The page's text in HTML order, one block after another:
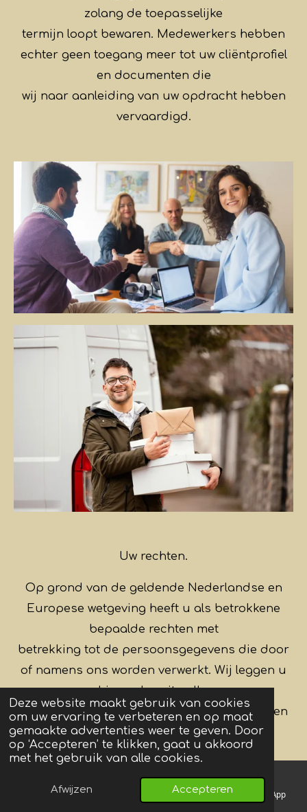
Deze website maakt gebruik van cookies
om uw ervaring te verbeteren en op maat
gemaakte advertenties weer te geven. Door
op ‘Accepteren’ te klikken, gaat u akkoord
met het gebruik van alle cookies.
Afwijzen Accepteren
zolang de toepasselijke
termijn loopt bewaren. Medewerkers hebben
echter geen toegang meer tot uw cliëntprofiel
en documenten die
wij naar aanleiding van uw opdracht hebben
vervaardigd.
Uw rechten.
Op grond van de geldende Nederlandse en
Europese wetgeving heeft u als betrokkene
bepaalde rechten met
betrekking tot de persoonsgegevens die door
of namens ons worden verwerkt. Wij leggen u
hieronder uit welke
rechten dit zijn en hoe u zich op deze rechten
kunt beroepen. In beginsel sturen wij om
misbruik te voorkomen
naar uw bij ons reeds bekende e-mailadres. In
Telefoonnummer Instagram WhatsApp